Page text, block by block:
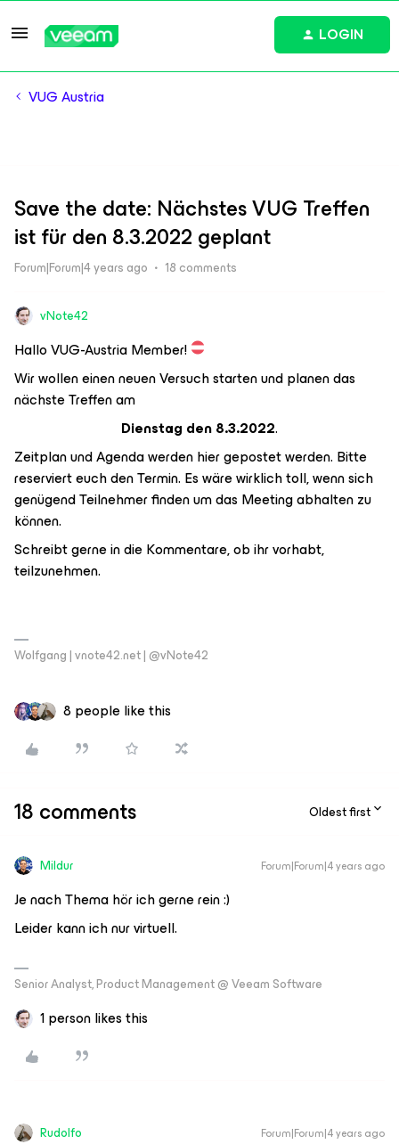
LOGIN
VUG Austria
Save the date: Nächstes VUG Treffen
ist für den 8.3.2022 geplant
Forum|Forum|4 years ago 18 comments
vNote42
Hallo VUG-Austria Member!
Wir wollen einen neuen Versuch starten und planen das
nächste Treffen am
Dienstag den 8.3.2022.
Zeitplan und Agenda werden hier gepostet werden. Bitte
reserviert euch den Termin. Es wäre wirklich toll, wenn sich
genügend Teilnehmer finden um das Meeting abhalten zu
können.
Schreibt gerne in die Kommentare, ob ihr vorhabt,
teilzunehmen.
Wolfgang | vnote42.net | @vNote42
8 people like this
18 comments Oldest first
Mildur Forum|Forum|4 years ago
Je nach Thema hör ich gerne rein :)
Leider kann ich nur virtuell.
Senior Analyst, Product Management @ Veeam Software
1 person likes this
Rudolfo Forum|Forum|4 years ago